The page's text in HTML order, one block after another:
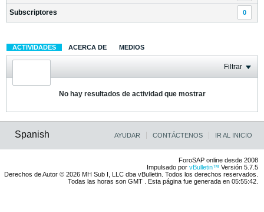
Subscriptores 0
ACTIVIDADES ACERCA DE MEDIOS
Filtrar
No hay resultados de actividad que mostrar
Spanish AYUDAR CONTÁCTENOS IR AL INICIO
ForoSAP online desde 2008
Impulsado por vBulletin™ Versión 5.7.5
Derechos de Autor © 2026 MH Sub I, LLC dba vBulletin. Todos los derechos reservados.
Todas las horas son GMT . Esta página fue generada en 05:55:42.